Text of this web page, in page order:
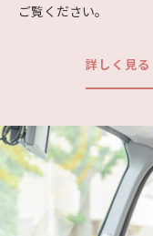
ご覧ください。
詳しく見る